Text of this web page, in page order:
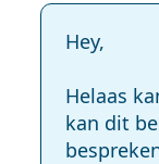
Hey,
Helaas
kan dit